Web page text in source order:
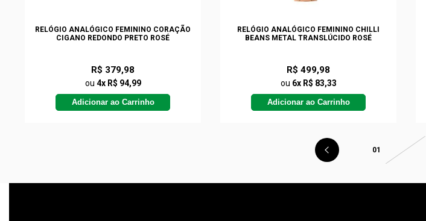
RELÓGIO ANALÓGICO FEMININO CORAÇÃO
CIGANO REDONDO PRETO ROSÉ
R$ 379,98
ou 4x R$ 94,99
Adicionar ao Carrinho
RELÓGIO ANALÓGICO FEMININO CHILLI
BEANS METAL TRANSLÚCIDO ROSÉ
R$ 499,98
ou 6x R$ 83,33
Adicionar ao Carrinho
01